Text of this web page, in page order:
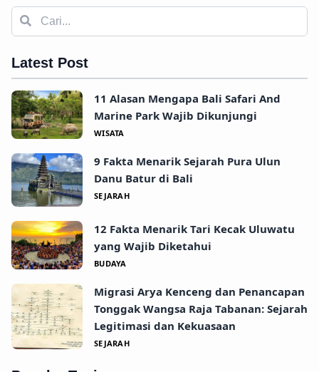
Latest Post
11 Alasan Mengapa Bali Safari And
Marine Park Wajib Dikunjungi
WISATA
9 Fakta Menarik Sejarah Pura Ulun
Danu Batur di Bali
SEJARAH
12 Fakta Menarik Tari Kecak Uluwatu
yang Wajib Diketahui
BUDAYA
Migrasi Arya Kenceng dan Penancapan
Tonggak Wangsa Raja Tabanan: Sejarah
Legitimasi dan Kekuasaan
SEJARAH